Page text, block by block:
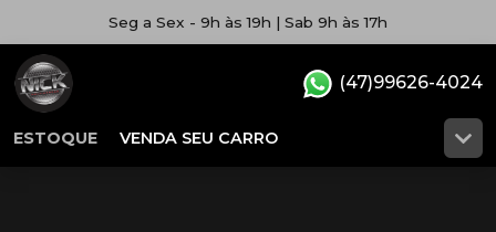
Seg a Sex - 9h às 19h | Sab 9h às 17h
ESTOQUE VENDA SEU CARRO
(47)99626-4024